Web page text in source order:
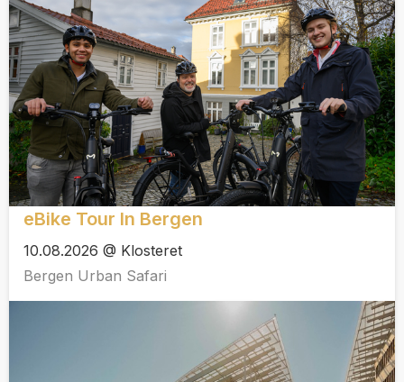
eBike Tour In Bergen
10.08.2026 @ Klosteret
Bergen Urban Safari